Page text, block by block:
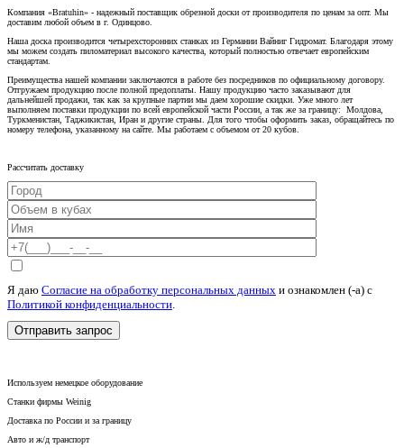
Компания «Bratuhin» - надежный поставщик обрезной доски от производителя по ценам за опт. Мы
доставим любой объем в г. Одинцово.
Наша доска производится четырехсторонних станках из Германии Вайниг Гидромат. Благодаря этому
мы можем создать пиломатериал высокого качества, который полностью отвечает европейским
стандартам.
Преимущества нашей компании заключаются в работе без посредников по официальному договору.
Отгружаем продукцию после полной предоплаты. Нашу продукцию часто заказывают для
дальнейшей продажи, так как за крупные партии мы даем хорошие скидки. Уже много лет
выполняем поставки продукции по всей европейской части России, а так же за границу: Молдова,
Туркменистан, Таджикистан, Иран и другие страны. Для того чтобы оформить заказ, обращайтесь по
номеру телефона, указанному на сайте. Мы работаем с объемом от 20 кубов.
Рассчитать доставку
Я даю Согласие на обработку персональных данных и ознакомлен (-а) c
Политикой конфиденциальности.
Используем немецкое оборудование
Станки фирмы Weinig
Доставка по России и за границу
Авто и ж/д транспорт